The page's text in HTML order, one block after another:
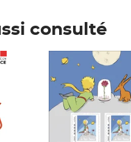
consulté
Prix 7,50€